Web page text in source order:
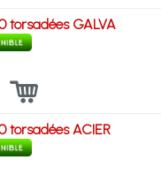
torsadées GALVA
torsadées ACIER